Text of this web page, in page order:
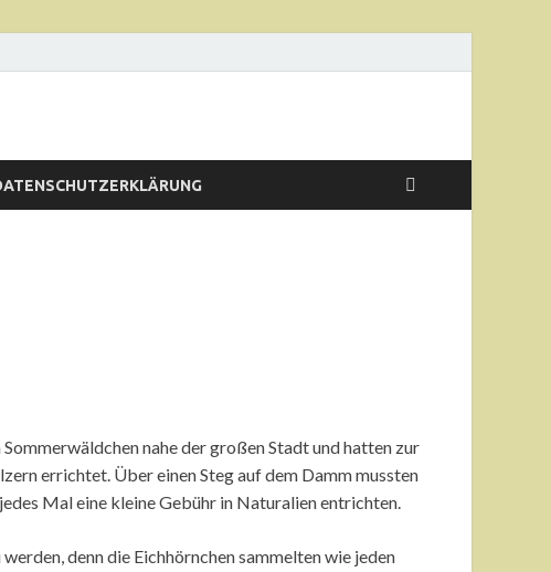
nahe der großen Stadt und hatten zur
errichtet. Über einen Steg auf dem Damm mussten
Mal eine kleine Gebühr in Naturalien entrichten.
denn die Eichhörnchen sammelten wie jeden